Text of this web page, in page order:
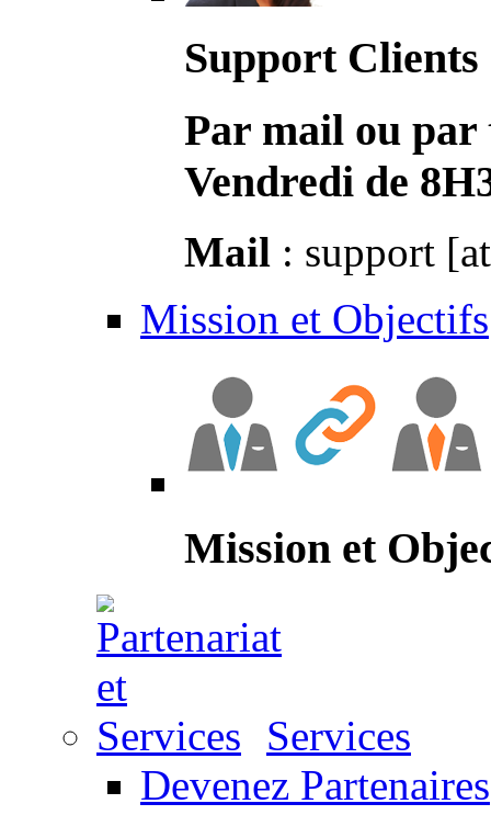
Support Clients
Par mail ou par
Vendredi de
Mail : support
Mission et Objectifs
Mission et
Services
Devenez Partenaires